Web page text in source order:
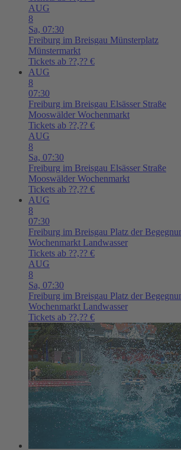
AUG
8
Sa, 07:30
Freiburg im Breisgau Münsterplatz
Münstermarkt
Tickets ab ??,?? €
AUG
8
07:30
Freiburg im Breisgau Elsässer Straße
Mooswälder Wochenmarkt
Tickets ab ??,?? €
AUG
8
Sa, 07:30
Freiburg im Breisgau Elsässer Straße
Mooswälder Wochenmarkt
Tickets ab ??,?? €
AUG
8
07:30
Freiburg im Breisgau Platz der
Wochenmarkt Landwasser
Tickets ab ??,?? €
AUG
8
Sa, 07:30
Freiburg im Breisgau Platz der
Wochenmarkt Landwasser
Tickets ab ??,?? €